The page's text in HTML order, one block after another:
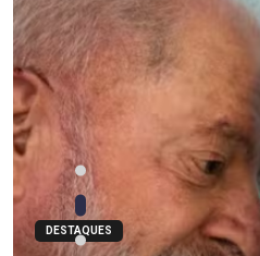
DESTAQUES